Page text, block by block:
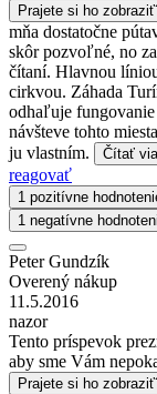
Prajete si ho
mňa dostatočne
skôr pozvoľné, no
čítaní. Hlavnou
cirkvou. Záhada
odhaľuje
návšteve tohto
ju vlastním.
Čítať
reagovať
1 pozitívne
1 negatívne
Peter Gundzík
Overený nákup
11.5.2016
nazor
Tento príspevok
aby sme Vám
Prajete si ho